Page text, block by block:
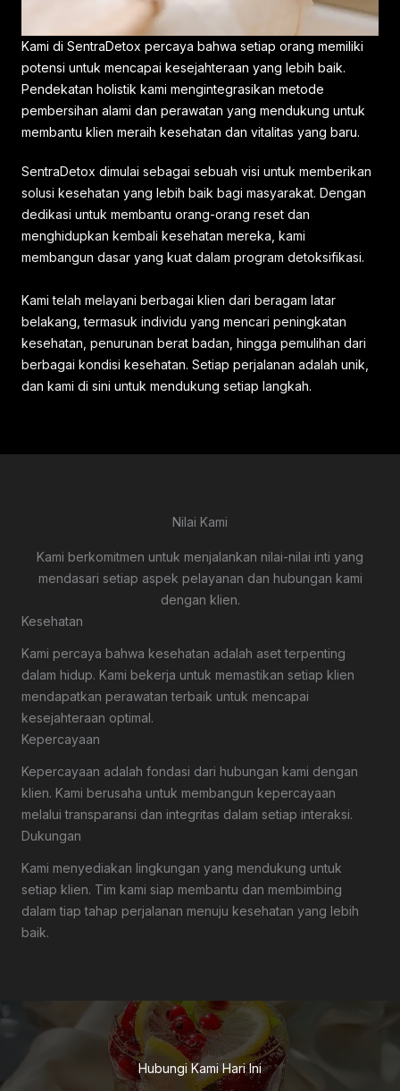
Kami di SentraDetox percaya bahwa setiap orang memiliki
potensi untuk mencapai kesejahteraan yang lebih baik.
Pendekatan holistik kami mengintegrasikan metode
pembersihan alami dan perawatan yang mendukung untuk
membantu klien meraih kesehatan dan vitalitas yang baru.
SentraDetox dimulai sebagai sebuah visi untuk memberikan
solusi kesehatan yang lebih baik bagi masyarakat. Dengan
dedikasi untuk membantu orang-orang reset dan
menghidupkan kembali kesehatan mereka, kami
membangun dasar yang kuat dalam program detoksifikasi.
Kami telah melayani berbagai klien dari beragam latar
belakang, termasuk individu yang mencari peningkatan
kesehatan, penurunan berat badan, hingga pemulihan dari
berbagai kondisi kesehatan. Setiap perjalanan adalah unik,
dan kami di sini untuk mendukung setiap langkah.
Nilai Kami
Kami berkomitmen untuk menjalankan nilai-nilai inti yang
mendasari setiap aspek pelayanan dan hubungan kami
dengan klien.
Kesehatan
Kami percaya bahwa kesehatan adalah aset terpenting
dalam hidup. Kami bekerja untuk memastikan setiap klien
mendapatkan perawatan terbaik untuk mencapai
kesejahteraan optimal.
Kepercayaan
Kepercayaan adalah fondasi dari hubungan kami dengan
klien. Kami berusaha untuk membangun kepercayaan
melalui transparansi dan integritas dalam setiap interaksi.
Dukungan
Kami menyediakan lingkungan yang mendukung untuk
setiap klien. Tim kami siap membantu dan membimbing
dalam tiap tahap perjalanan menuju kesehatan yang lebih
baik.
Hubungi Kami Hari Ini